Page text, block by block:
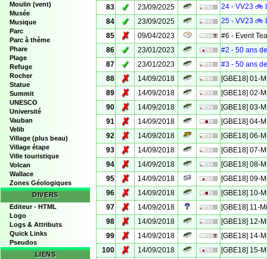
Moulin (vent)
Musée
Musique
Parc
Parc à thème
Phare
Plage
Refuge
Rocher
Statue
Summit
UNESCO
Université
Vauban
Velib
Village (plus beau)
Village étape
Ville touristique
Volcan
Wallace
Zones Géologiques
DIVERS
Editeur - HTML
Logo
Logs & Attributs
Quick Links
Pseudos
LIENS
83
✓ 23/09/2025
24 - VV23 🚲
84
✓ 23/09/2025
25 - VV23 🚲
85
✗ 09/04/2023
#6 - Event
86
✓ 23/01/2023
#2 - 50 ans
87
✓ 23/01/2023
#3 - 50 ans
88
✗ 14/09/2018
[GBE18] 01-
89
✗ 14/09/2018
[GBE18] 02-
90
✗ 14/09/2018
[GBE18] 03-
91
✗ 14/09/2018
[GBE18] 04-
92
✗ 14/09/2018
[GBE18] 06-
93
✗ 14/09/2018
[GBE18] 07-
94
✗ 14/09/2018
[GBE18] 08-
95
✗ 14/09/2018
[GBE18] 09-
96
✗ 14/09/2018
[GBE18] 10-
97
✗ 14/09/2018
[GBE18] 11-
98
✗ 14/09/2018
[GBE18] 12-
99
✗ 14/09/2018
[GBE18] 14-
100
✗ 14/09/2018
[GBE18] 15-